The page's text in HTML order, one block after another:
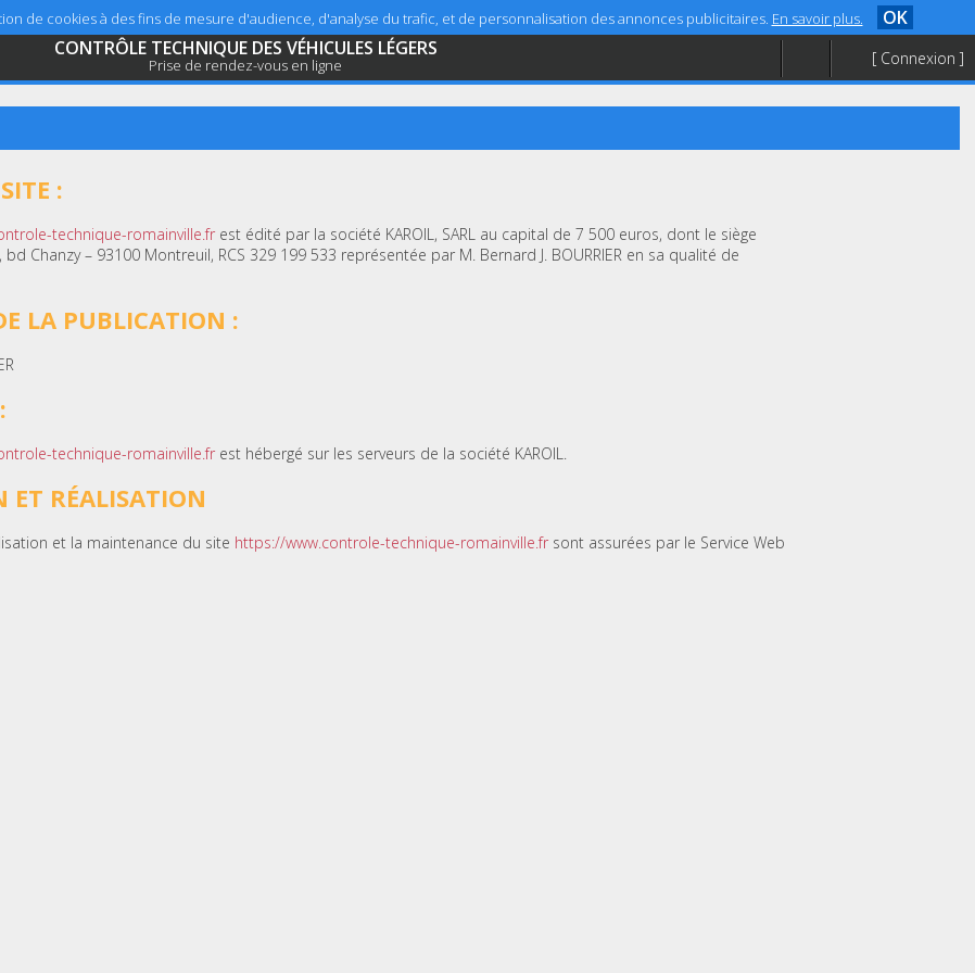
de cookies à des fins de mesure d'audience, d'analyse du trafic, et de personnalisation des annonces publicitaires. En savoir plus. OK
CONTRÔLE TECHNIQUE DES VÉHICULES LÉGERS
Prise de rendez-vous en ligne [ Connexion ]
:
technique-romainville.fr est édité par la société KAROIL, SARL au capital de 7 500 euros, dont le siège
Chanzy – 93100 Montreuil, RCS 329 199 533 représentée par M. Bernard J. BOURRIER en sa qualité de
LA PUBLICATION :
technique-romainville.fr est hébergé sur les serveurs de la société KAROIL.
ET RÉALISATION
et la maintenance du site https://www.controle-technique-romainville.fr sont assurées par le Service Web